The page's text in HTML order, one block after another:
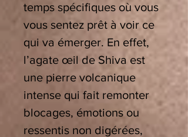
temps spécifiques où vous
vous sentez prêt à voir ce
qui va émerger. En effet,
l’agate œil de Shiva est
une pierre volcanique
intense qui fait remonter
blocages, émotions ou
ressentis non digérées,